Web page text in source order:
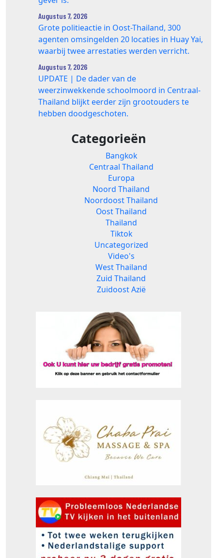
Augustus 7, 2026
Grote politieactie in Oost-Thailand, 300
agenten omsingelden 20 locaties in Huay Yai,
waarbij twee arrestaties werden verricht.
Augustus 7, 2026
UPDATE | De dader van de
weerzinwekkende schoolmoord in Centraal-
Thailand blijkt eerder zijn grootouders te
hebben doodgeschoten.
Categorieën
Bangkok
Centraal Thailand
Europa
Noord Thailand
Noordoost Thailand
Oost Thailand
Thailand
Tiktok
Uncategorized
Video's
West Thailand
Zuid Thailand
Zuidoost Azië